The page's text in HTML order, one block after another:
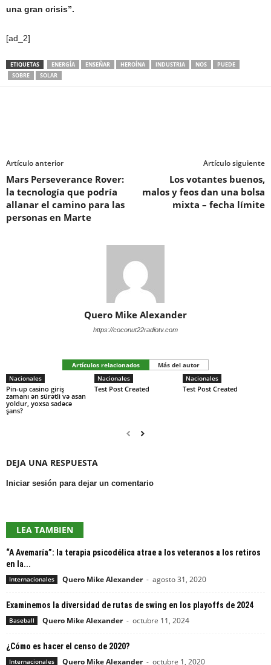
una gran crisis”.
[ad_2]
ETIQUETAS ENERGÍA ENSEÑAR HEROÍNA INDUSTRIA NOS
PUEDE
SOBRE
SOLAR
Artículo anterior
Mars Perseverance Rover:
la tecnología que podría
allanar el camino para las
personas en Marte
Artículo siguiente
Los votantes buenos,
malos y feos dan una bolsa
mixta – fecha límite
Quero Mike Alexander
https://coconut22radiotv.com
Artículos relacionados
Más del autor
Nacionales
Pin-up casino giriş
zamanı ən sürətli və asan
yoldur, yoxsa sadəcə
şans?
Nacionales
Test Post Created
Nacionales
Test Post Created
DEJA UNA RESPUESTA
Iniciar sesión para dejar un comentario
LEA TAMBIEN
“A Avemaría”: la terapia psicodélica atrae a los veteranos a los retiros
en la...
Internacionales Quero Mike Alexander - agosto 31, 2020
Examinemos la diversidad de rutas de swing en los playoffs de 2024
Baseball Quero Mike Alexander - octubre 11, 2024
¿Cómo es hacer el censo de 2020?
Internacionales Quero Mike Alexander - octubre 1, 2020